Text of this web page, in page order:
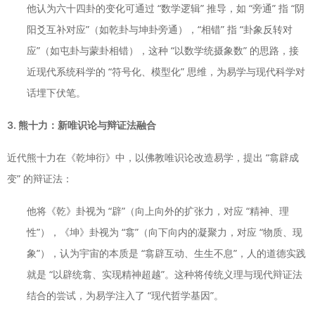
他认为六十四卦的变化可通过 “数学逻辑” 推导，如 “旁通” 指 “阴
阳爻互补对应”（如乾卦与坤卦旁通），“相错” 指 “卦象反转对
应”（如屯卦与蒙卦相错），这种 “以数学统摄象数” 的思路，接
近现代系统科学的 “符号化、模型化” 思维，为易学与现代科学对
话埋下伏笔。
3. 熊十力：新唯识论与辩证法融合
近代熊十力在《乾坤衍》中，以佛教唯识论改造易学，提出 “翕辟成
变” 的辩证法：
他将《乾》卦视为 “辟”（向上向外的扩张力，对应 “精神、理
性”），《坤》卦视为 “翕”（向下向内的凝聚力，对应 “物质、现
象”），认为宇宙的本质是 “翕辟互动、生生不息”，人的道德实践
就是 “以辟统翕、实现精神超越”。这种将传统义理与现代辩证法
结合的尝试，为易学注入了 “现代哲学基因”。